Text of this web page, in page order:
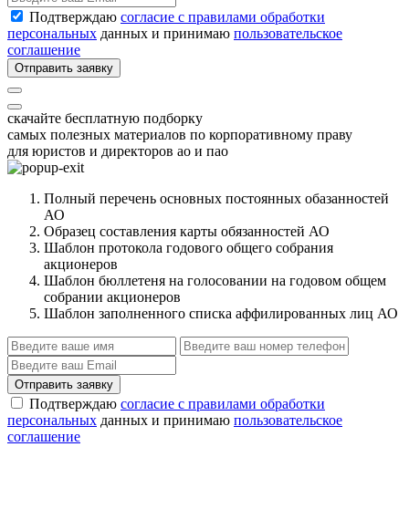
Подтверждаю согласие с правилами обработки
персональных данных и принимаю пользовательское
соглашение
Отправить заявку
скачайте бесплатную подборку
самых полезных материалов по корпоративному праву
для юристов и директоров ао и пао
Полный перечень основных постоянных обазанностей
АО
Образец составления карты обязанностей АО
Шаблон протокола годового общего собрания
акционеров
Шаблон бюллетеня на голосовании на годовом общем
собрании акционеров
Шаблон заполненного списка аффилированных лиц АО
Отправить заявку
Подтверждаю согласие с правилами обработки
персональных данных и принимаю пользовательское
соглашение